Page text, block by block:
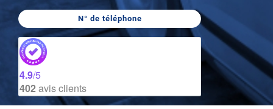
N° de téléphone
AFFICHER
LE
LE
MESNIL
4.9/5
402 avis clients